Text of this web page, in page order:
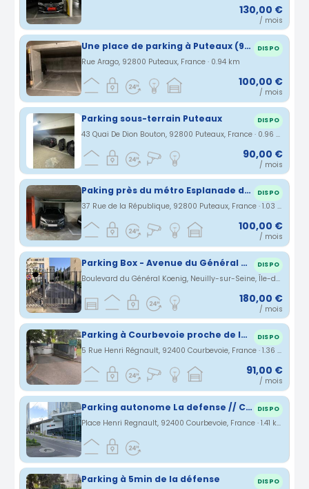
130,00 €
/ mois
Une place de parking à Puteaux (92800) DISPO
Rue Arago, 92800 Puteaux, France · 0.94 km
100,00 €
/ mois
Parking sous-terrain Puteaux DISPO
43 Quai De Dion Bouton, 92800 Puteaux, France · 0.96 km
90,00 €
/ mois
Paking près du métro Esplanade de la Défense, à deux pas de la tour The Link (Total) DISPO
37 Rue de la République, 92800 Puteaux, France · 1.03 km
100,00 €
/ mois
Parking Box - Avenue du Général Koeing DISPO
Boulevard du Général Koenig, Neuilly-sur-Seine, Île-de-France, France · 1.23 km
180,00 €
/ mois
Parking à Courbevoie proche de la défense DISPO
5 Rue Henri Régnault, 92400 Courbevoie, France · 1.36 km
91,00 €
/ mois
Parking autonome La defense // CNIT DISPO
Place Henri Regnault, 92400 Courbevoie, France · 1.41 km
Parking à 5min de la défense DISPO